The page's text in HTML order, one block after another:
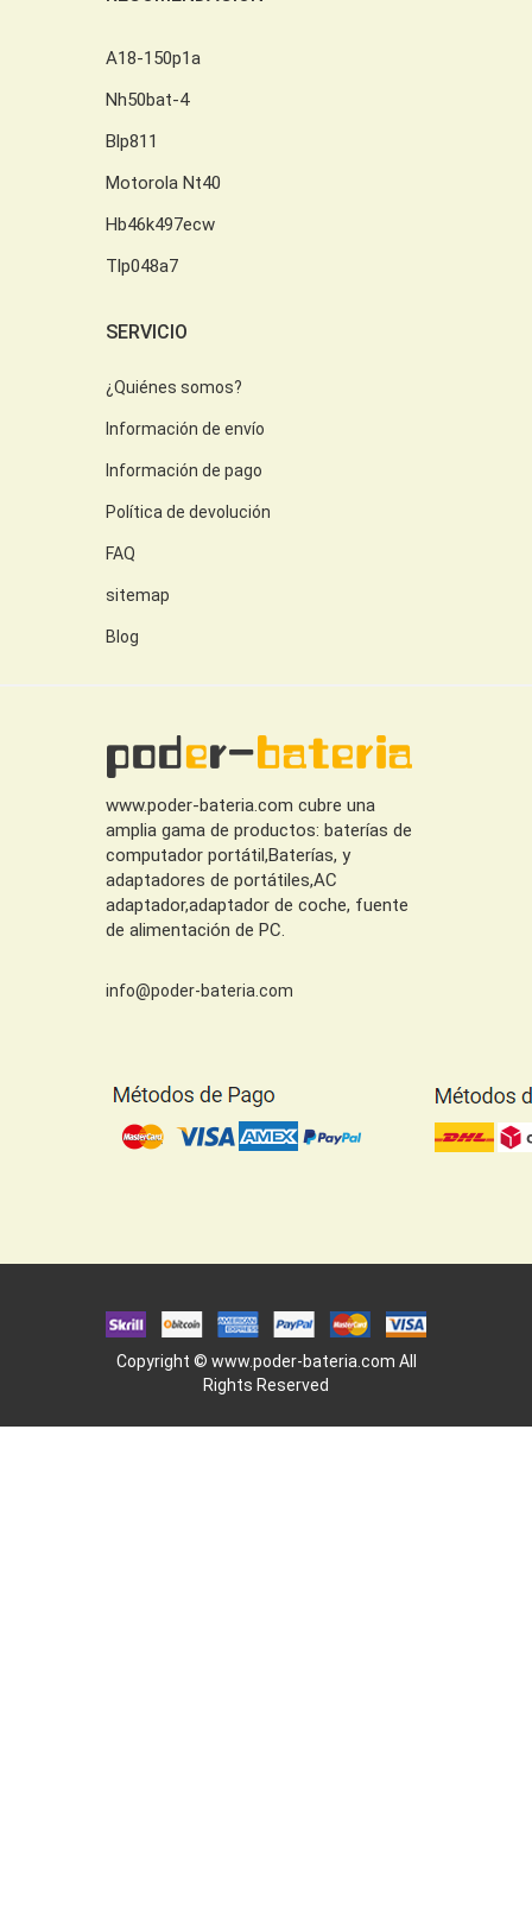
A18-150p1a
Nh50bat-4
Blp811
Motorola Nt40
Hb46k497ecw
Tlp048a7
SERVICIO
¿Quiénes somos?
Información de envío
Información de pago
Política de devolución
FAQ
sitemap
Blog
www.poder-bateria.com cubre una
amplia gama de productos: baterías de
computador portátil,Baterías, y
adaptadores de portátiles,AC
adaptador,adaptador de coche, fuente
de alimentación de PC.
info@poder-bateria.com
Copyright © www.poder-bateria.com All
Rights Reserved